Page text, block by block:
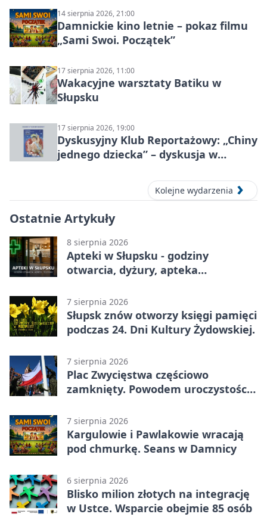
14 sierpnia 2026, 21:00
Damnickie kino letnie – pokaz filmu
„Sami Swoi. Początek”
17 sierpnia 2026, 11:00
Wakacyjne warsztaty Batiku w
Słupsku
17 sierpnia 2026, 19:00
Dyskusyjny Klub Reportażowy: „Chiny
jednego dziecka” – dyskusja w
Kolejne wydarzenia
Ostatnie Artykuły
8 sierpnia 2026
Apteki w Słupsku - godziny
otwarcia, dyżury, apteka
7 sierpnia 2026
Słupsk znów otworzy księgi pamięci
podczas 24. Dni Kultury Żydowskiej.
7 sierpnia 2026
Plac Zwycięstwa częściowo
zamknięty. Powodem uroczystości
7 sierpnia 2026
Kargulowie i Pawlakowie wracają
pod chmurkę. Seans w Damnicy
6 sierpnia 2026
Blisko milion złotych na integrację
w Ustce. Wsparcie obejmie 85 osób